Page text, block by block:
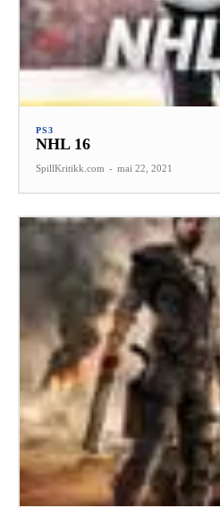
PS3
NHL 16
SpillKritikk.com - mai 22, 2021